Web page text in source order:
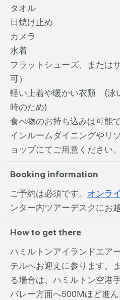
タオル
日焼け止め
カメラ
水着
フラットシューズ、または
可）
軽い上着や暖かい衣類 (泳
時のため)
食べ物のお持ち込みは可能
インルームダイニングやリ
ョップにてご用意ください。
Booking information
ご予約は必須です。 オンラ
ンター内ツアーデスクにお
How to get there
ハミルトンアイランドエア
テルへお迎えに参ります。
る場合は、ハミルトン空港
バレー方面へ500Mほど進